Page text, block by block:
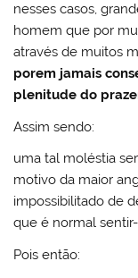
nesses casos,
homem que por
através de muitos
porem jamais
plenitude do
Assim sendo:
uma tal moléstia
motivo da maior
impossibilitado de
que é normal
Pois então: